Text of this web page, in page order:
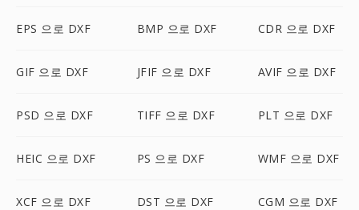
EPS 으로 DXF BMP 으로 DXF CDR 으로 DXF
GIF 으로 DXF JFIF 으로 DXF AVIF 으로 DXF
PSD 으로 DXF TIFF 으로 DXF PLT 으로 DXF
HEIC 으로 DXF PS 으로 DXF WMF 으로 DXF
XCF 으로 DXF DST 으로 DXF CGM 으로 DXF